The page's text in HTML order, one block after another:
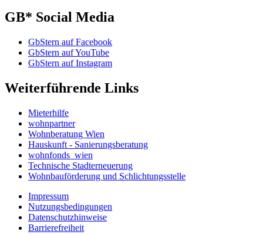
GB* Social Media
GbStern auf Facebook
GbStern auf YouTube
GbStern auf Instagram
Weiterführende Links
Mieterhilfe
wohnpartner
Wohnberatung Wien
Hauskunft - Sanierungsberatung
wohnfonds_wien
Technische Stadterneuerung
Wohnbauförderung und Schlichtungsstelle
Impressum
Nutzungsbedingungen
Datenschutzhinweise
Barrierefreiheit